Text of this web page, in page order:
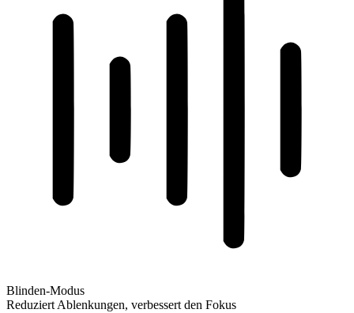
Blinden-Modus
Reduziert Ablenkungen, verbessert den Fokus